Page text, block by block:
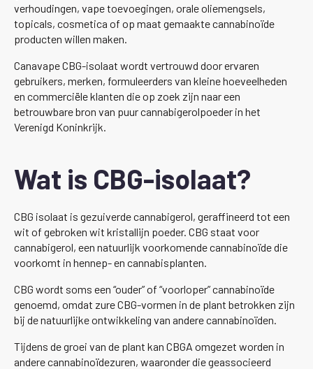
verhoudingen, vape toevoegingen, orale oliemengsels,
topicals, cosmetica of op maat gemaakte cannabinoïde
producten willen maken.
Canavape CBG-isolaat wordt vertrouwd door ervaren
gebruikers, merken, formuleerders van kleine hoeveelheden
en commerciële klanten die op zoek zijn naar een
betrouwbare bron van puur cannabigerolpoeder in het
Verenigd Koninkrijk.
Wat is CBG-isolaat?
CBG isolaat is gezuiverde cannabigerol, geraffineerd tot een
wit of gebroken wit kristallijn poeder. CBG staat voor
cannabigerol, een natuurlijk voorkomende cannabinoïde die
voorkomt in hennep- en cannabisplanten.
CBG wordt soms een “ouder” of “voorloper” cannabinoïde
genoemd, omdat zure CBG-vormen in de plant betrokken zijn
bij de natuurlijke ontwikkeling van andere cannabinoïden.
Tijdens de groei van de plant kan CBGA omgezet worden in
andere cannabinoïdezuren, waaronder die geassocieerd